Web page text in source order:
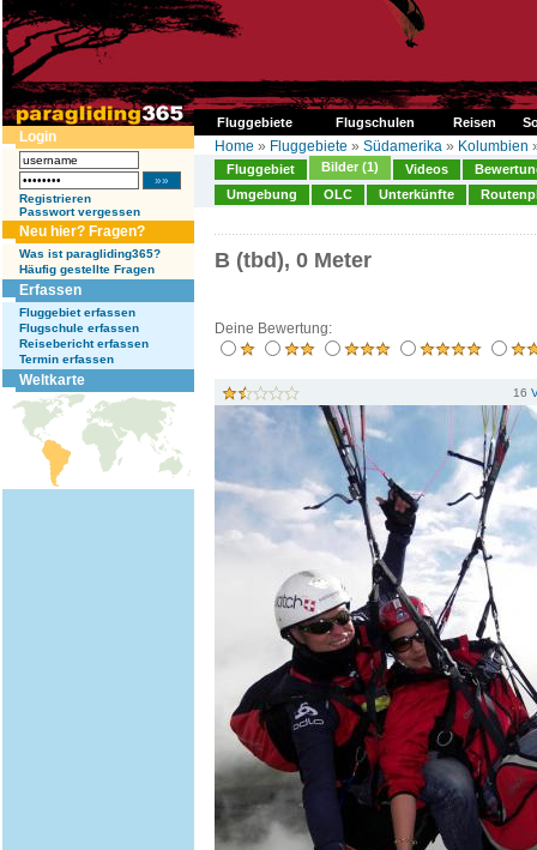
Fluggebiete Flugschulen Reisen
Login
Registrieren
Passwort vergessen
Neu hier? Fragen?
Was ist paragliding365?
Häufig gestellte Fragen
Erfassen
Fluggebiet erfassen
Flugschule erfassen
Reisebericht erfassen
Termin erfassen
Weltkarte
Home » Fluggebiete » Südamerika » Kolumbien
Fluggebiet Bilder (1) Videos
Umgebung
OLC Unterkünfte
B (tbd), 0 Meter
Deine Bewertung:
16